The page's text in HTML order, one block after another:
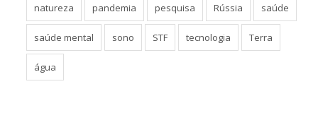
natureza pandemia pesquisa Rússia saúde
saúde mental sono STF tecnologia Terra
água